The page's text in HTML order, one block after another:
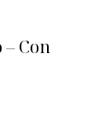
Con